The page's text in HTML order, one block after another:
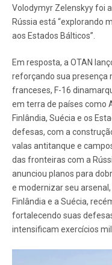
Volodymyr Zelenskyy foi
Rússia está “explorando
aos Estados Bálticos”.
Em resposta, a OTAN
reforçando sua presença
franceses, F-16
em terra de países como
Finlândia, Suécia e os
defesas, com a
valas antitanque e
das fronteiras com a
anunciou planos para
e modernizar seu
Finlândia e a Suécia,
fortalecendo suas
intensificam exercícios